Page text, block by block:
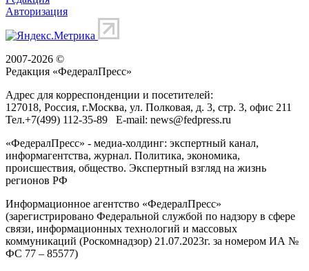
Авторизация
2007-2026 ©
Редакция «ФедералПресс»
Адрес для корреспонденции и посетителей:
127018, Россия, г.Москва, ул. Полковая, д. 3, стр. 3, офис 211
Тел.+7(499) 112-35-89 E-mail: news@fedpress.ru
«ФедералПресс» - медиа-холдинг: экспертный канал,
информагентства, журнал. Политика, экономика,
происшествия, общество. Экспертный взгляд на жизнь
регионов РФ
Информационное агентство «ФедералПресс»
(зарегистрировано Федеральной службой по надзору в сфере
связи, информационных технологий и массовых
коммуникаций (Роскомнадзор) 21.07.2023г. за номером ИА №
ФС 77 – 85577)